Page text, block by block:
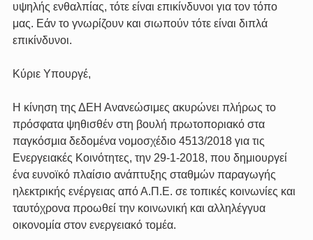
υψηλής ενθαλπίας, τότε είναι επικίνδυνοι για τον τόπο
μας. Εάν το γνωρίζουν και σιωπούν τότε είναι διπλά
επικίνδυνοι.
Κύριε Υπουργέ,
Η κίνηση της ΔΕΗ Ανανεώσιμες ακυρώνει πλήρως το
πρόσφατα ψηθισθέν στη βουλή πρωτοποριακό στα
παγκόσμια δεδομένα νομοσχέδιο 4513/2018 για τις
Ενεργειακές Κοινότητες, την 29-1-2018, που δημιουργεί
ένα ευνοϊκό πλαίσιο ανάπτυξης σταθμών παραγωγής
ηλεκτρικής ενέργειας από Α.Π.Ε. σε τοπικές κοινωνίες και
ταυτόχρονα προωθεί την κοινωνική και αλληλέγγυα
οικονομία στον ενεργειακό τομέα.